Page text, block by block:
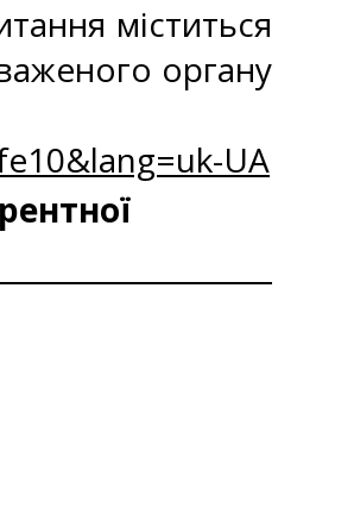
міститься
органу
UA